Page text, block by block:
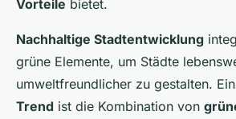
Vorteile bietet.
Nachhaltige Stadtentwicklung
grüne Elemente, um Städte
umweltfreundlicher zu gestalten.
Trend ist die Kombination von